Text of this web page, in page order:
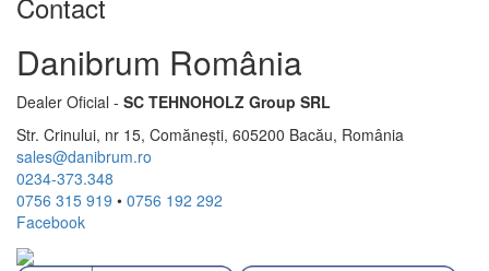
Danibrum România
Dealer Oficial - SC TEHNOHOLZ Group SRL
Str. Crinului, nr 15, Comănești, 605200 Bacău, România
sales@danibrum.ro
0234-373.348
0756 315 919 • 0756 192 292
Facebook